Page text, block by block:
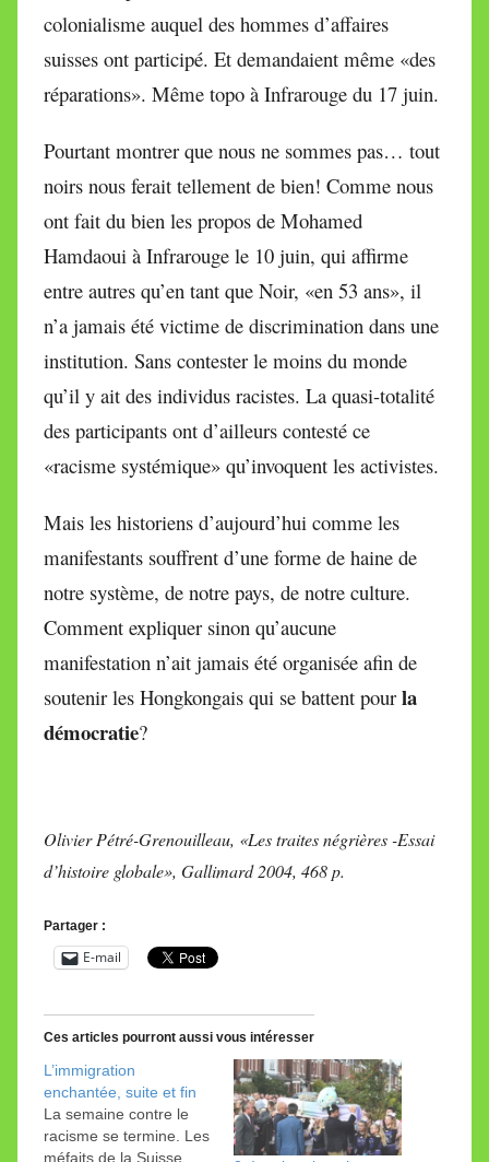
colonialisme auquel des hommes d’affaires
suisses ont participé. Et demandaient même «des
réparations». Même topo à Infrarouge du 17 juin.
Pourtant montrer que nous ne sommes pas… tout
noirs nous ferait tellement de bien! Comme nous
ont fait du bien les propos de Mohamed
Hamdaoui à Infrarouge le 10 juin, qui affirme
entre autres qu’en tant que Noir, «en 53 ans», il
n’a jamais été victime de discrimination dans une
institution. Sans contester le moins du monde
qu’il y ait des individus racistes. La quasi-totalité
des participants ont d’ailleurs contesté ce
«racisme systémique» qu’invoquent les activistes.
Mais les historiens d’aujourd’hui comme les
manifestants souffrent d’une forme de haine de
notre système, de notre pays, de notre culture.
Comment expliquer sinon qu’aucune
manifestation n’ait jamais été organisée afin de
soutenir les Hongkongais qui se battent pour la
démocratie?
Olivier Pétré-Grenouilleau, «Les traites négrières -Essai
d’histoire globale», Gallimard 2004, 468 p.
Partager :
E-mail
Ces articles pourront aussi vous intéresser
L’immigration
enchantée, suite et fin
La semaine contre le
racisme se termine. Les
méfaits de la Suisse